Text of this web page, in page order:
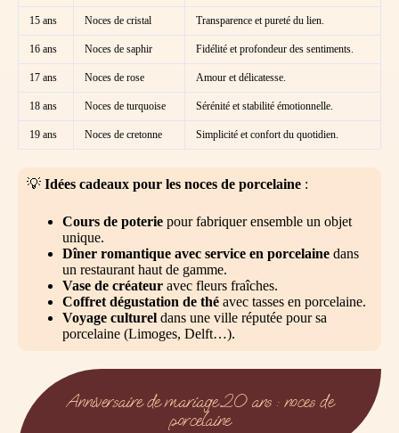
15 ans Noces de cristal Transparence et pureté du lien.
16 ans Noces de saphir Fidélité et profondeur des sentiments.
17 ans Noces de rose Amour et délicatesse.
18 ans Noces de turquoise Sérénité et stabilité émotionnelle.
19 ans Noces de cretonne Simplicité et confort du quotidien.
💡 Idées cadeaux pour les noces de porcelaine :
Cours de poterie pour fabriquer ensemble un objet
unique.
Dîner romantique avec service en porcelaine dans
un restaurant haut de gamme.
Vase de créateur avec fleurs fraîches.
Coffret dégustation de thé avec tasses en porcelaine.
Voyage culturel dans une ville réputée pour sa
porcelaine (Limoges, Delft…).
Anniversaire de mariage 20 ans : noces de
porcelaine